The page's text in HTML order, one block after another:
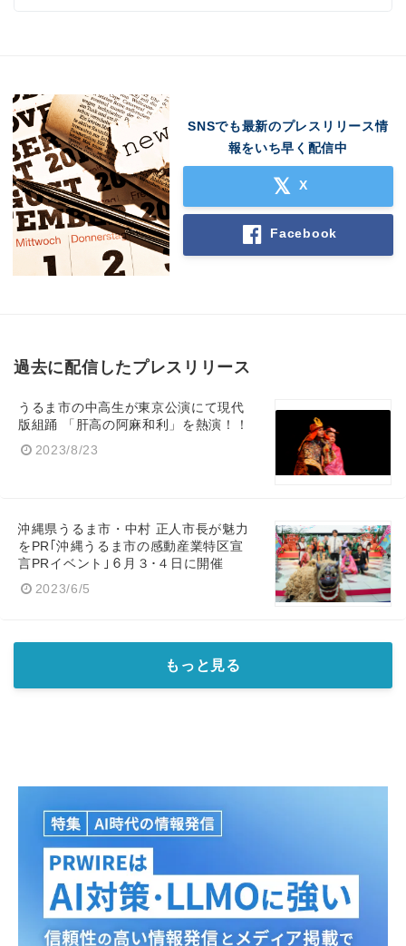
SNSでも最新のプレスリリース情
報をいち早く配信中
X
Facebook
過去に配信したプレスリリース
うるま市の中高生が東京公演にて現代
版組踊 「肝高の阿麻和利」を熱演！！
2023/8/23
沖縄県うるま市・中村 正人市長が魅力
をPR｢沖縄うるま市の感動産業特区宣
言PRイベント｣６月３･４日に開催
2023/6/5
もっと見る